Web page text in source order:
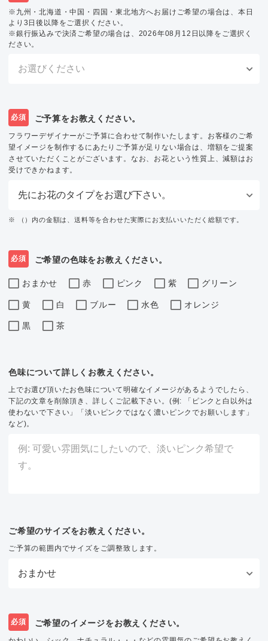
※九州・北海道・中国・四国・東北地方へお届けご希望の場合は、本日
より3日後以降をご選択ください。
※銀行振込みで決済ご希望の場合は、2026年08月12日以降をご選択く
ださい。
必須 ご予算をお教えください。
フラワーデザイナーがご予算に合わせて制作いたします。お客様のご希
望イメージを制作するにあたりご予算が足りない場合は、増額をご提案
させていただくことがございます。なお、お花という性質上、減額はお
受けできかねます。
※ （）内の金額は、送料等を合わせた実際にお支払いいただく総額です。
必須 ご希望の色味をお教えください。
おまかせ 赤 ピンク 紫 グリーン
黄 白 ブルー 水色 オレンジ
黒 茶
色味について詳しくお教えください。
上でお選び頂いたお色味について明確なイメージがあるようでしたら、
下記の文章を削除頂き、詳しくご記載下さい。(例: 「ピンクと白以外は
使わないで下さい」「淡いピンクではなく濃いピンクでお願いします」
など)。
ご希望のサイズをお教えください。
ご予算の範囲内でサイズをご調整致します。
必須 ご希望のイメージをお教えください。